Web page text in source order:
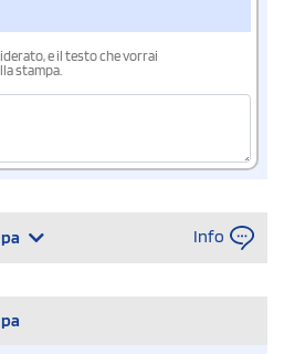
e il testo che vorrai
stampa.
Info